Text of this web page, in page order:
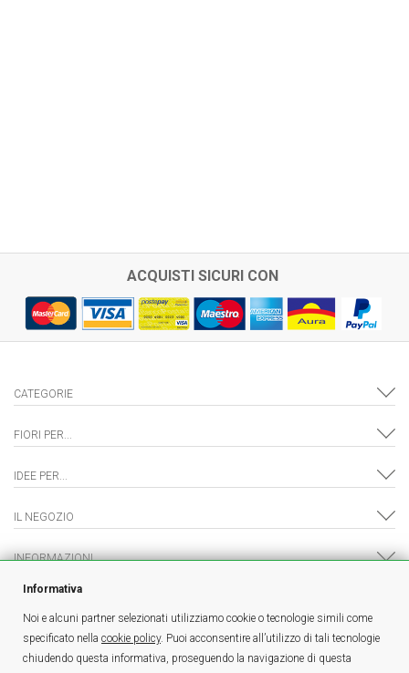
ACQUISTI SICURI CON
CATEGORIE
FIORI PER...
IDEE PER...
IL NEGOZIO
INFORMAZIONI
è un marchio FlowerKing Srl
- © Tutti i diritti riservati - P.IVA 01328390321 |
Sei un fiorista e sei interessato a vendere online?
Clicca qui!
Informativa
Noi e alcuni partner selezionati utilizziamo cookie o tecnologie simili come
specificato nella cookie policy. Puoi acconsentire all’utilizzo di tali tecnologie
chiudendo questa informativa, proseguendo la navigazione di questa